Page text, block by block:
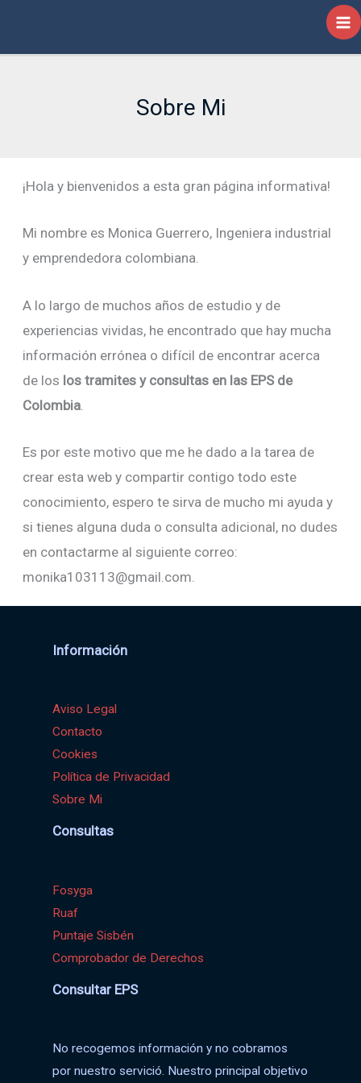
contenido
Sobre Mi
¡Hola y bienvenidos a esta gran página informativa!
Mi nombre es Monica Guerrero, Ingeniera industrial
y emprendedora colombiana.
A lo largo de muchos años de estudio y de
experiencias vividas, he encontrado que hay mucha
información errónea o difícil de encontrar acerca
de los los tramites y consultas en las EPS de
Colombia
Es por este motivo que me he dado a la tarea de
crear esta web y compartir contigo todo este
conocimiento, espero te sirva de mucho mi ayuda y
si tienes alguna duda o consulta adicional, no dudes
en contactarme al siguiente correo:
monika103113@gmail.com.
Información
Aviso Legal
Contacto
Cookies
Política de Privacidad
Sobre Mi
Consultas
Fosyga
Ruaf
Puntaje Sisbén
Comprobador de Derechos
Consultar EPS
No recogemos información y no cobramos
por nuestro servició. Nuestro principal objetivo